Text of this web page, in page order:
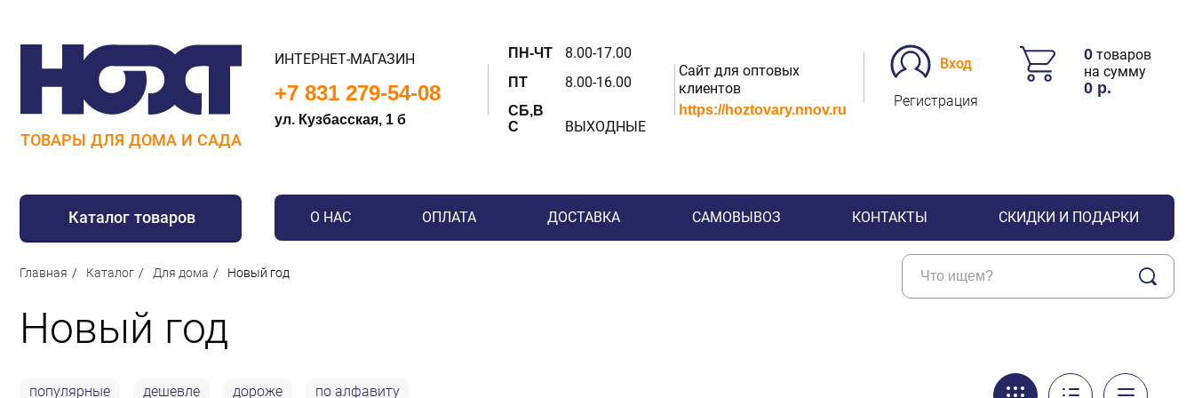
ТОВАРЫ ДЛЯ ДОМА И САДА
ИНТЕРНЕТ-МАГАЗИН
+7 831 279-54-08
ул. Кузбасская, 1 б
ПН-ЧТ 8.00-17.00
ПТ 8.00-16.00
СБ,В
С
ВЫХОДНЫЕ
Сайт для оптовых
клиентов
https://hoztovary.nnov.ru
Вход
Регистрация
0 товаров
на сумму
0 р.
Каталог товаров
Для дома
Сантехника
Для детей
О НАС ОПЛАТА ДОСТАВКА САМОВЫВОЗ КОНТАКТЫ СКИДКИ И ПОДАРКИ
Главная Каталог Для дома Новый год
Новый год
популярные дешевле дороже по алфавиту